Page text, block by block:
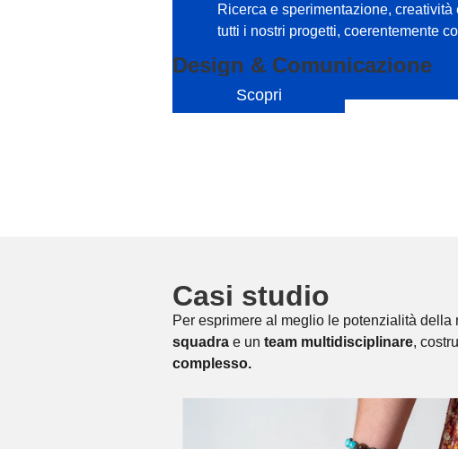
Ricerca e sperimentazione,
tutti i nostri progetti, coerentemente
Design & Comunicazione
Scopri
Casi studio
Per esprimere al meglio le potenzialità
squadra e un team multidisciplinare,
complesso.